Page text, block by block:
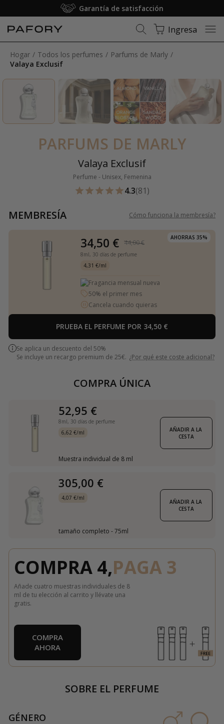
Membresía: Envío gratuito
Ingresa
Hogar Todos los perfumes
Parfums de Marly
Valaya Exclusif
PARFUMS DE MARLY
Valaya Exclusif
Perfume - Unisex, Femenina
4.3(81)
MEMBRESÍA Cómo funciona la membresía?
AHORRAS 35%
34,50 € 44,00 €
8ml, 30 días de perfume
4,31 €/ml
Fragancia mensual nueva
50% el primer mes
Cancela cuando quieras
PRUEBA EL PERFUME POR 34,50 €
Se aplica un descuento del 50%
Se incluye un recargo premium de 25€. ¿Por qué este coste adicional?
COMPRA ÚNICA
52,95 €
8ml, 30 días de perfume
6,62 €/ml
Muestra individual de 8 ml
AÑADIR A LA
CESTA
305,00 €
4,07 €/ml
tamaño completo - 75ml
AÑADIR A LA
CESTA
COMPRA 4,PAGA 3
Añade cuatro muestras individuales de 8
ml de tu elección al carrito y llévate una
gratis.
COMPRA
AHORA
SOBRE EL PERFUME
GÉNERO